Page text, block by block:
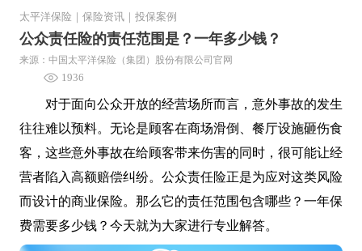
太平洋保险 保险资讯 投保案例
公众责任险的责任范围是？一年多少钱？
来源：中国太平洋保险（集团）股份有限公司官网
1936
对于面向公众开放的经营场所而言，意外事故的发生
往往难以预料。无论是顾客在商场滑倒、餐厅设施砸伤食
客，这些意外事故在给顾客带来伤害的同时，很可能让经
营者陷入高额赔偿纠纷。公众责任险正是为应对这类风险
而设计的商业保险。那么它的责任范围包含哪些？一年保
费需要多少钱？今天就为大家进行专业解答。